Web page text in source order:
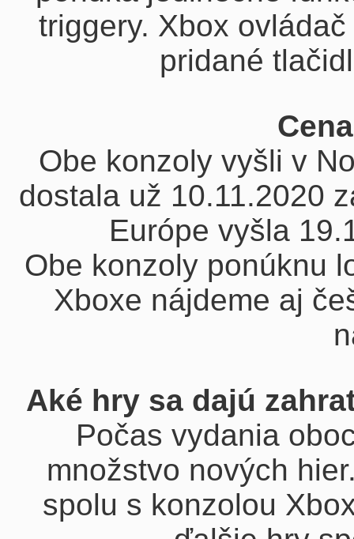
triggery. Xbox
pridané
Obe konzoly vyšli v
dostala už 10.11.2020
Európe vyšla
Obe konzoly ponúknu
Xboxe nájdeme aj
Aké hry sa dajú
Počas vydania
množstvo nových
spolu s konzolou